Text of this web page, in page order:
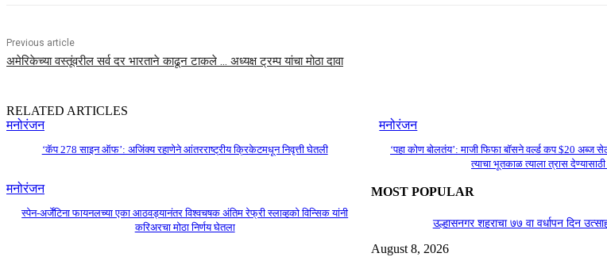
Previous article
अमेरिकेच्या वस्तूंवरील सर्व दर भारताने काढून टाकले … अध्यक्ष ट्रम्प यांचा मोठा दावा
RELATED ARTICLES
मनोरंजन
‘कॅप 278 साइन ऑफ’: अजिंक्य रहाणेने आंतरराष्ट्रीय क्रिकेटमधून निवृत्ती घेतली
मनोरंजन
‘पहा कोण बोलतंय’: माजी फिफा बॉसने वर्ल्ड कप $20
त्याचा भूतकाळ त्याला त्रास
मनोरंजन
स्पेन-अर्जेंटिना फायनलच्या एका आठवड्यानंतर विश्वचषक अंतिम रेफ्री स्लाव्हको विन्सिक यांनी
करिअरचा मोठा निर्णय घेतला
MOST POPULAR
उल्हासनगर शहराचा ७७ वा वर्धापन दिन
August 8, 2026